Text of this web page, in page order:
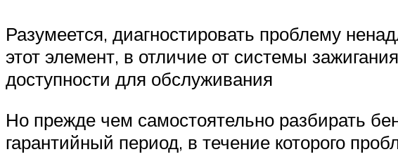
Разумеется, диагностировать проблему
этот элемент, в отличие от системы
доступности для обслуживания
Но прежде чем самостоятельно разбирать
гарантийный период, в течение которого